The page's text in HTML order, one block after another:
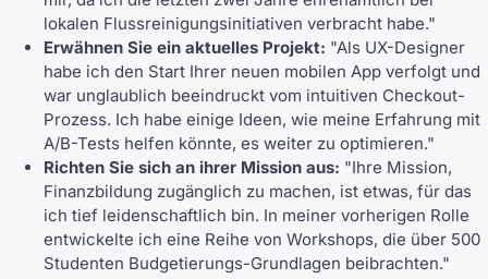
lokalen Flussreinigungsinitiativen verbracht habe."
Erwähnen Sie ein aktuelles Projekt: "Als UX-Designer
habe ich den Start Ihrer neuen mobilen App verfolgt und
war unglaublich beeindruckt vom intuitiven Checkout-
Prozess. Ich habe einige Ideen, wie meine Erfahrung mit
A/B-Tests helfen könnte, es weiter zu optimieren."
Richten Sie sich an ihrer Mission aus: "Ihre Mission,
Finanzbildung zugänglich zu machen, ist etwas, für das
ich tief leidenschaftlich bin. In meiner vorherigen Rolle
entwickelte ich eine Reihe von Workshops, die über 500
Studenten Budgetierungs-Grundlagen beibrachten."